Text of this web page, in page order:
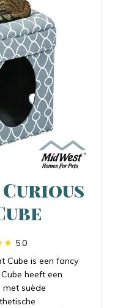
5.0
Cube is een fancy
heeft een
suède